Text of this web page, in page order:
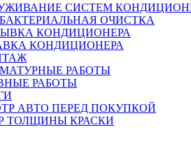
СИСТЕМ
ОЧИСТКА
КОНДИЦИОНЕРА
КОНДИЦИОНЕРА
РАБОТЫ
РАБОТЫ
АВТО ПЕРЕД ПОКУПКОЙ
ТОЛЩИНЫ КРАСКИ